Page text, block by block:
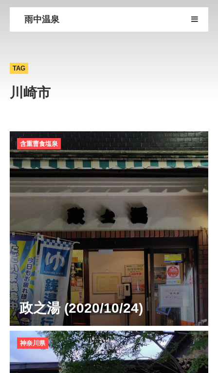
雨中温泉
TAG
川崎市
政之湯 (2020/10/24)
含重曹食塩泉
神奈川県